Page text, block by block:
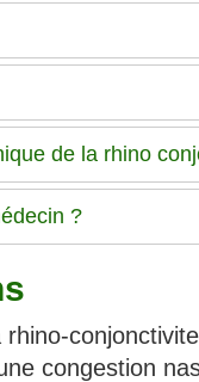
de la rhino
?
congestion